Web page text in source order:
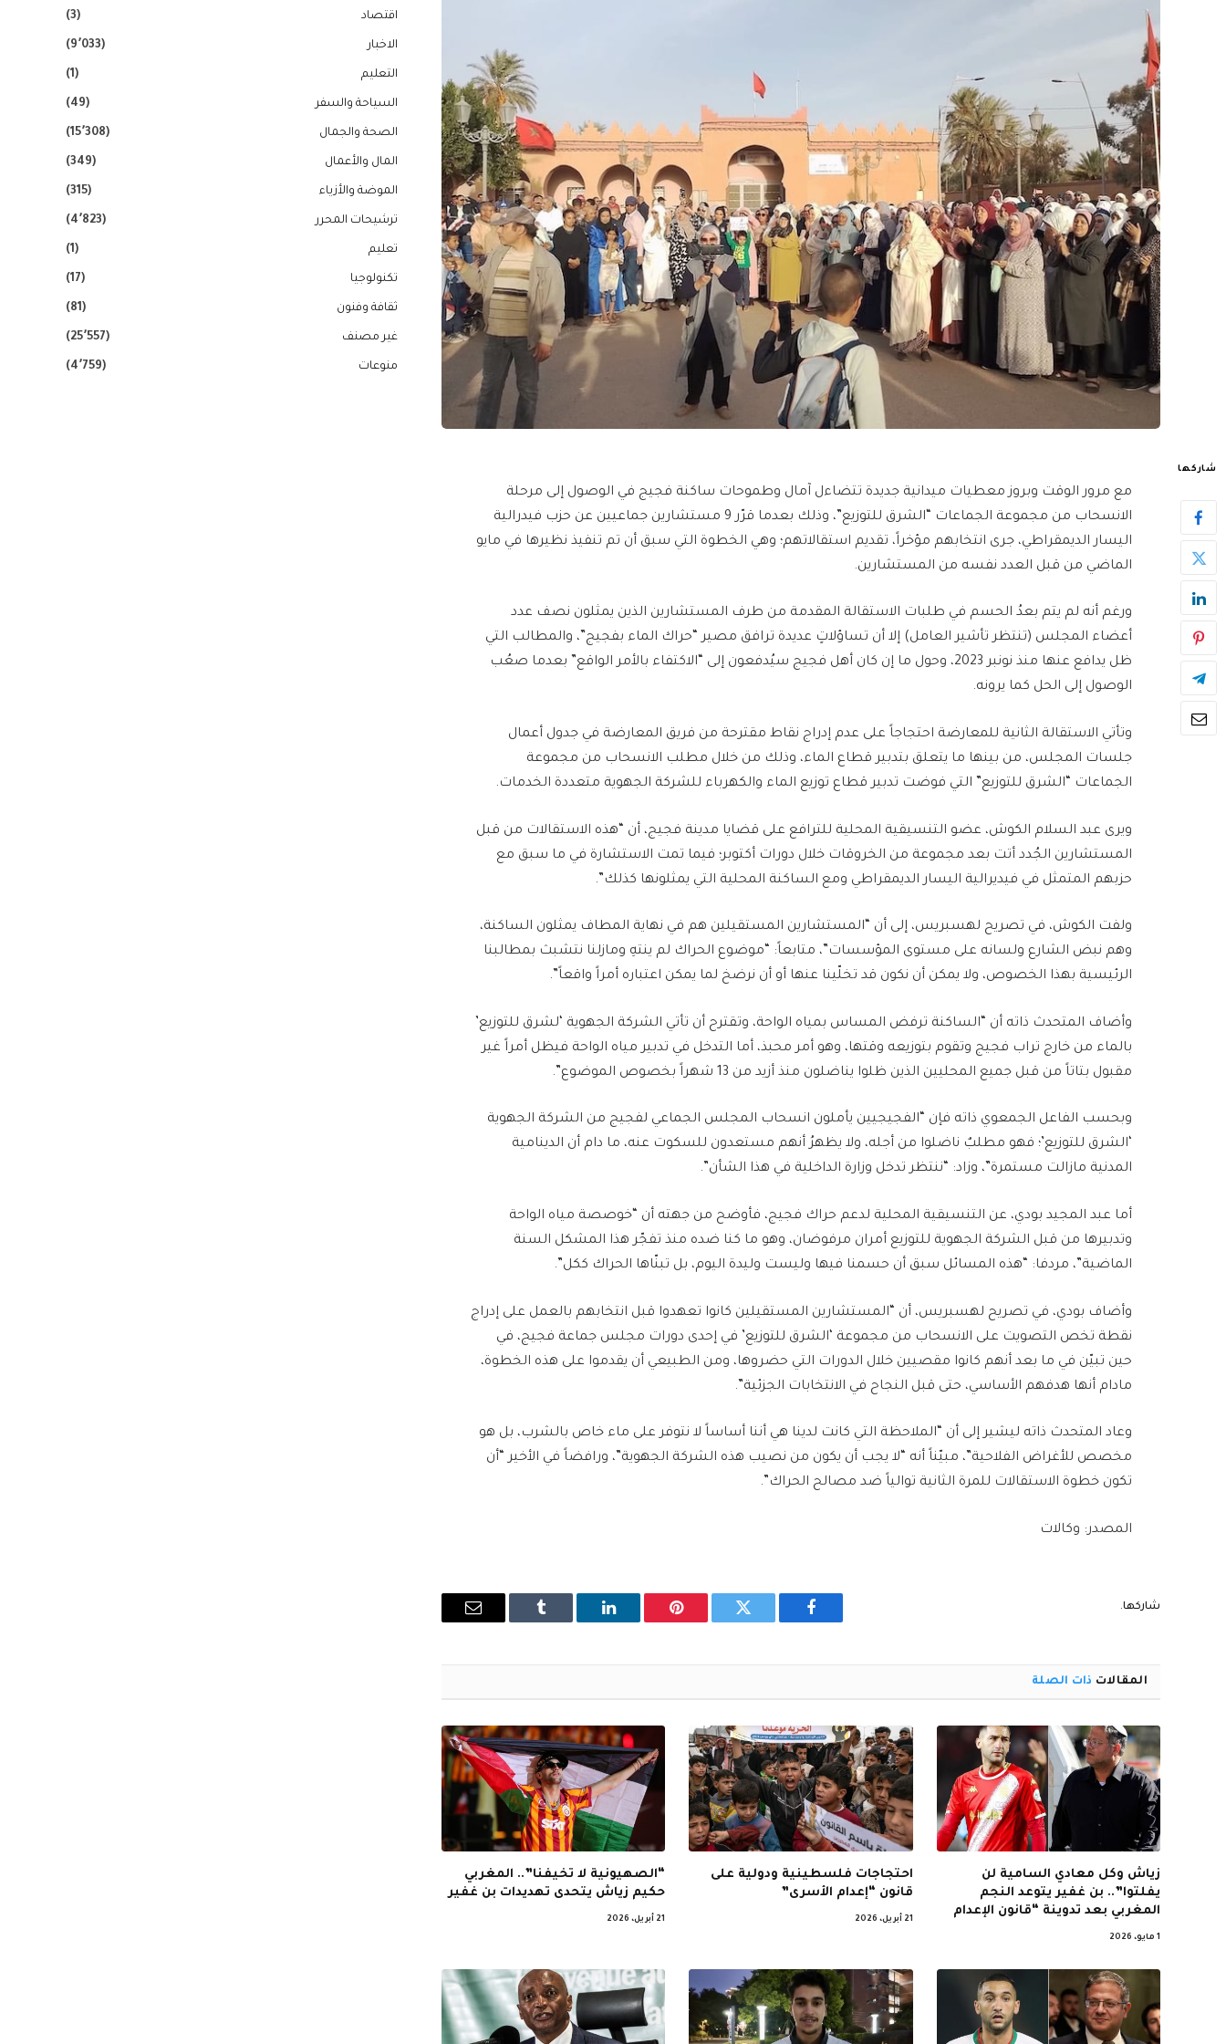
شاركها
مع مرور الوقت وبروز معطيات ميدانية جديدة تتضاءل آمال وطموحات ساكنة فجيج في الوصول إلى مرحلة
الانسحاب من مجموعة الجماعات “الشرق للتوزيع”، وذلك بعدما قرّر 9 مستشارين جماعيين عن حزب فيدرالية
اليسار الديمقراطي، جرى انتخابهم مؤخراً، تقديم استقالاتهم؛ وهي الخطوة التي سبق أن تم تنفيذ نظيرها في مايو
الماضي من قبل العدد نفسه من المستشارين.
ورغم أنه لم يتم بعدُ الحسم في طلبات الاستقالة المقدمة من طرف المستشارين الذين يمثلون نصف عدد
أعضاء المجلس (تنتظر تأشير العامل) إلا أن تساؤلاتٍ عديدة ترافق مصير “حراك الماء بفجيج”، والمطالب التي
ظل يدافع عنها منذ نونبر 2023، وحول ما إن كان أهل فجيج سيُدفعون إلى “الاكتفاء بالأمر الواقع” بعدما صعُب
الوصول إلى الحل كما يرونه.
وتأتي الاستقالة الثانية للمعارضة احتجاجاً على عدم إدراج نقاط مقترحة من فريق المعارضة في جدول أعمال
جلسات المجلس، من بينها ما يتعلق بتدبير قطاع الماء، وذلك من خلال مطلب الانسحاب من مجموعة
الجماعات “الشرق للتوزيع” التي فوضت تدبير قطاع توزيع الماء والكهرباء للشركة الجهوية متعددة الخدمات.
ويرى عبد السلام الكوش، عضو التنسيقية المحلية للترافع على قضايا مدينة فجيج، أن “هذه الاستقالات من قبل
المستشارين الجُدد أتت بعد مجموعة من الخروقات خلال دورات أكتوبر؛ فيما تمت الاستشارة في ما سبق مع
حزبهم المتمثل في فيديرالية اليسار الديمقراطي ومع الساكنة المحلية التي يمثلونها كذلك”.
ولفت الكوش، في تصريح لهسبريس، إلى أن “المستشارين المستقيلين هم في نهاية المطاف يمثلون الساكنة،
وهم نبض الشارع ولسانه على مستوى المؤسسات”، متابعاً: “موضوع الحراك لم ينتهِ ومازلنا نتشبث بمطالبنا
الرئيسية بهذا الخصوص، ولا يمكن أن نكون قد تخلّينا عنها أو أن نرضخ لما يمكن اعتباره أمراً واقعاً”.
وأضاف المتحدث ذاته أن “الساكنة ترفض المساس بمياه الواحة، وتقترح أن تأتي الشركة الجهوية ‘لشرق للتوزيع’
بالماء من خارج تراب فجيج وتقوم بتوزيعه وقتها، وهو أمر محبذ، أما التدخل في تدبير مياه الواحة فيظل أمراً غير
مقبول بتاتاً من قبل جميع المحليين الذين ظلوا يناضلون منذ أزيد من 13 شهراً بخصوص الموضوع”.
وبحسب الفاعل الجمعوي ذاته فإن “الفجيجيين يأملون انسحاب المجلس الجماعي لفجيج من الشركة الجهوية
‘الشرق للتوزيع’؛ فهو مطلبٌ ناضلوا من أجله، ولا يظهرُ أنهم مستعدون للسكوت عنه، ما دام أن الدينامية
المدنية مازالت مستمرة”، وزاد: “ننتظر تدخل وزارة الداخلية في هذا الشأن”.
أما عبد المجيد بودي، عن التنسيقية المحلية لدعم حراك فجيج، فأوضح من جهته أن “خوصصة مياه الواحة
وتدبيرها من قبل الشركة الجهوية للتوزيع أمران مرفوضان، وهو ما كنا ضده منذ تفجّر هذا المشكل السنة
الماضية”، مردفا: “هذه المسائل سبق أن حسمنا فيها وليست وليدة اليوم، بل تبنّاها الحراك ككل”.
وأضاف بودي، في تصريح لهسبريس، أن “المستشارين المستقيلين كانوا تعهدوا قبل انتخابهم بالعمل على إدراج
نقطة تخص التصويت على الانسحاب من مجموعة ‘الشرق للتوزيع’ في إحدى دورات مجلس جماعة فجيج، في
حين تبيّن في ما بعد أنهم كانوا مقصيين خلال الدورات التي حضروها، ومن الطبيعي أن يقدموا على هذه الخطوة،
مادام أنها هدفهم الأساسي، حتى قبل النجاح في الانتخابات الجزئية”.
وعاد المتحدث ذاته ليشير إلى أن “الملاحظة التي كانت لدينا هي أننا أساساً لا نتوفر على ماء خاص بالشرب، بل هو
مخصص للأغراض الفلاحية”، مبيّناً أنه “لا يجب أن يكون من نصيب هذه الشركة الجهوية”، ورافضاً في الأخير “أن
تكون خطوة الاستقالات للمرة الثانية توالياً ضد مصالح الحراك”.
المصدر: وكالات
شاركها.
فيسبوك تويتر بينتيريستلينكدإن Tumblr
البريد
المقالات ذات الصلة
زياش وكل معادي السامية لن
يفلتوا”.. بن غفير يتوعد النجم
المغربي بعد تدوينة “قانون الإعدام
1 مايو، 2026
احتجاجات فلسطينية ودولية على
قانون “إعدام الأسرى”
21 أبريل، 2026
“الصهيونية لا تخيفنا”.. المغربي
حكيم زياش يتحدى تهديدات بن غفير
21 أبريل، 2026
اقتصاد (3)
الاخبار (9٬033)
التعليم (1)
السياحة والسفر (49)
الصحة والجمال (15٬308)
المال والأعمال (349)
الموضة والأزياء (315)
ترشيحات المحرر (4٬823)
تعليم (1)
تكنولوجيا (17)
ثقافة وفنون (81)
غير مصنف (25٬557)
منوعات (4٬759)